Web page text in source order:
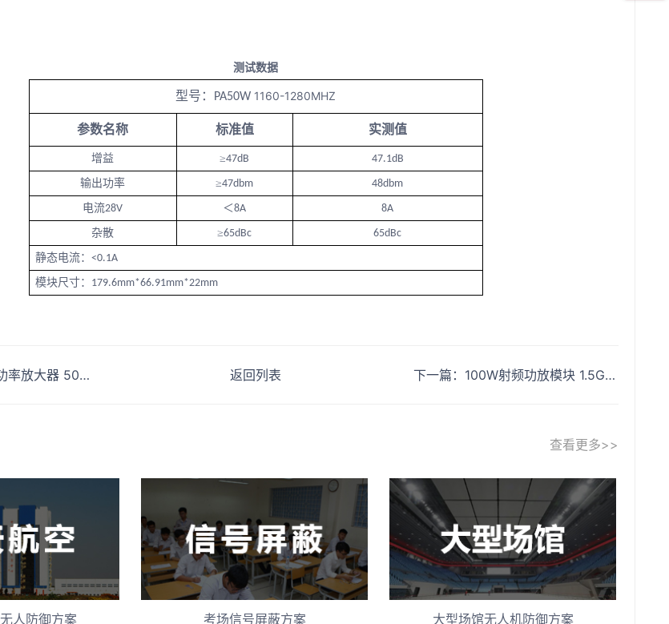
测试数据
型号： PA50W 1160-1280MHZ
参数名称 标准值 实测值
增益 ≥47dB
47.1dB
输出功率
≥47dbm
48dbm
电流28V ＜8A
8A
杂散 ≥65dBc
65dBc
静态电流： <0.1A
模块尺寸： 179.6mm*66.91mm*22mm
1.5G射频功率放大器 50W射频低空防御模块 返回列表 下一篇 100W射频功放模块 1.5G射频功率放大器
查看更多>>
人防御方案 考场信号屏蔽方案 大型场馆无人机防御方案